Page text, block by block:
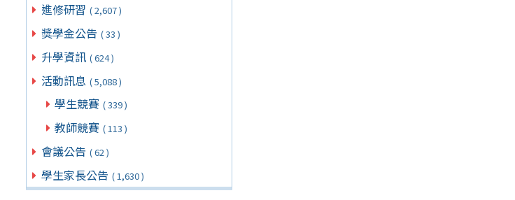
進修研習 ( 2,607 )
獎學金公告 ( 33 )
升學資訊 ( 624 )
活動訊息 ( 5,088 )
學生競賽 ( 339 )
教師競賽 ( 113 )
會議公告 ( 62 )
學生家長公告 ( 1,630 )